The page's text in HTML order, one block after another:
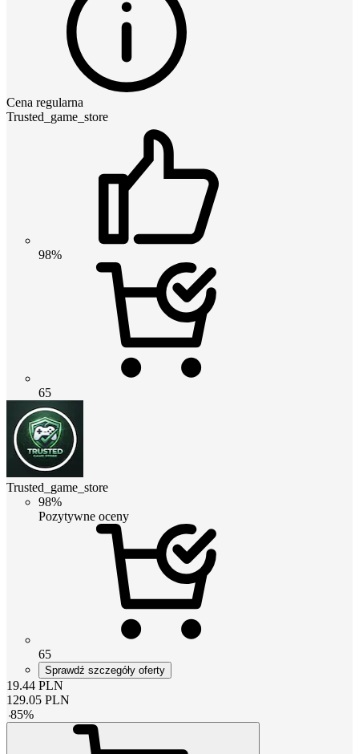
Cena regularna
Trusted_game_store
98%
65
Trusted_game_store
98%
Pozytywne oceny
65
Sprawdź szczegóły oferty
19.44 PLN
129.05 PLN
-85%